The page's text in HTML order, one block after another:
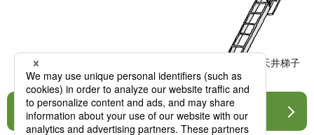
天井梯子
内装・収納のリフォーム情報